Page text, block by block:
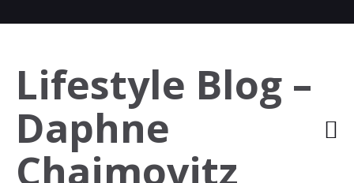
Lifestyle Blog –
Daphne
Chaimovitz